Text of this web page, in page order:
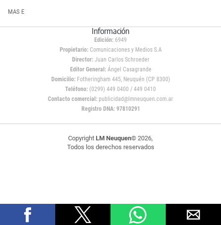
MAS E
Información
Edición: 6949
Propietario:Comunicaciones y Medios S.A
Director: Juan Carlos Schroeder
Editor General:Ángel Casagrande
Domicilio:Fotheringham 445, Neuquén (CP 8300)
Teléfono: (0299) 449 0400 / 449 0410
Contacto comercial: publicidad@lmneuquen.com.ar
Registro DNA: 97810291
Copyright LM Neuquen© 2026,
Todos los derechos reservados